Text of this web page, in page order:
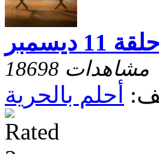
18698 مشاهدات
أحلم بالحرية